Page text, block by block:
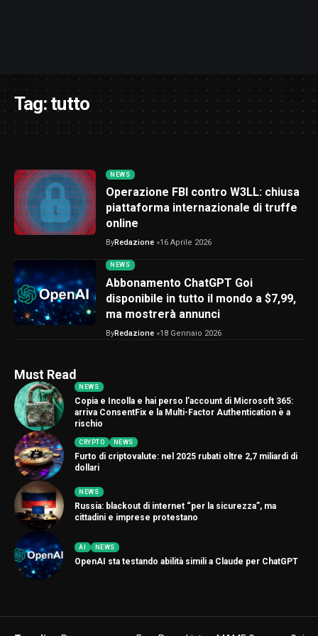
Tag:tutto
NEWS
Operazione FBI contro W3LL: chiusa
piattaforma internazionale di truffe
online
ByRedazione 16 Aprile 2026
NEWS
Abbonamento ChatGPT Goi
disponibile in tutto il mondo a $7,99,
ma mostrerà annunci
ByRedazione 18 Gennaio 2026
Must Read
NEWS
Copia e Incolla e hai perso l’account di Microsoft 365:
arriva ConsentFix e la Multi-Factor Authentication è a
rischio
CRYPTO NEWS
Furto di criptovalute: nel 2025 rubati oltre 2,7 miliardi di
dollari
NEWS
Russia: blackout di internet “per la sicurezza”, ma
cittadini e imprese protestano
AI NEWS
OpenAI sta testando abilità simili a Claude per ChatGPT